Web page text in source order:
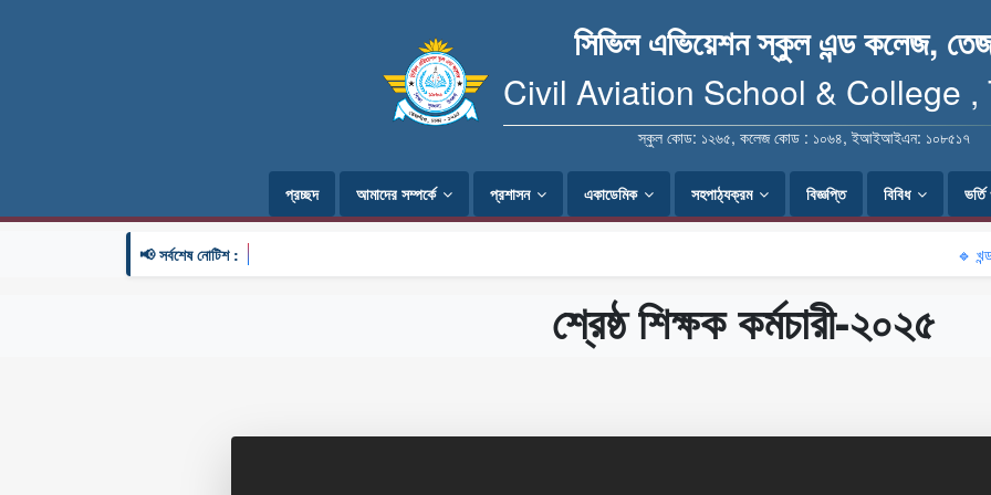
সিভিল এভিয়েশন স্কুল এন্ড কলেজ,
Civil Aviation School & College ,
স্কুল কোড: ১২৬৫, কলেজ কোড : ১০৬৪, ইআইআইএন: ১০৮৫১৭
প্রচ্ছদ আমাদের সম্পর্কে প্রশাসন একাডেমিক সহপাঠ্যক্রম বিজ্ঞপ্তি বিবিধ
📢 সর্বশেষ নোটিশ : 🔹
শ্রেষ্ঠ শিক্ষক কর্মচারী-২০২৫